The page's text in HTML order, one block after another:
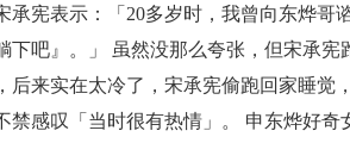
宪表示：「20多岁时，我曾向东烨哥
下吧』。」 虽然没那么夸张，但宋承
后来实在太冷了，宋承宪偷跑回家睡觉
禁感叹「当时很有热情」。 申东烨好